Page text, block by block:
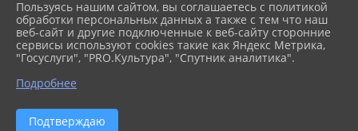
2026 г. ckbozaozersk.ru
Вход
Карта сайта
Политика обработки персональных данных
Сделано на KubCMS
Разработка и поддержка
Пользуясь нашим сайтом, вы соглашаетесь с политикой
обработки персональных данных а также с тем что наш
веб-сайт и другие подключенные к веб-сайту сторонние
сервисы используют cookies такие как Яндекс Метрика,
"Госуслуги", "PRO.Культура", "Спутник аналитика".
Подробнее
Подтверждаю